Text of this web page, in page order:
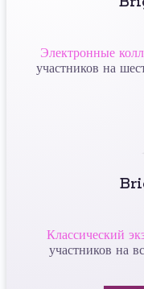
Электронные
участников на
Классический
участников на